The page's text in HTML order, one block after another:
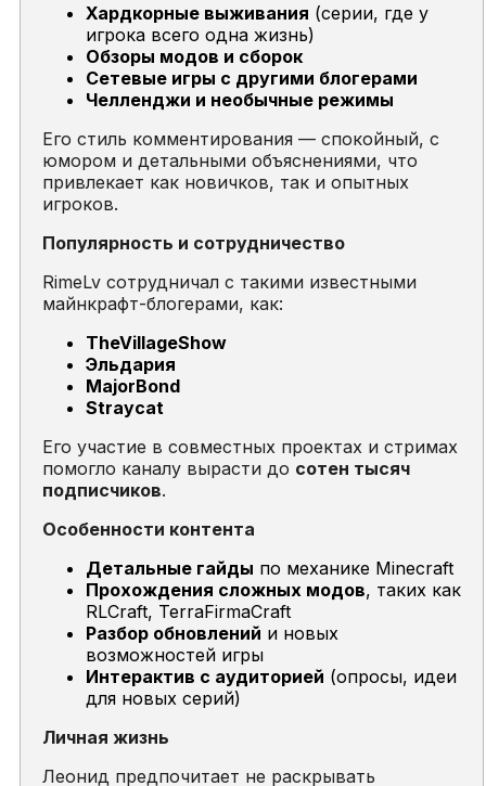
Хардкорные выживания (серии, где у
игрока всего одна жизнь)
Обзоры модов и сборок
Сетевые игры с другими блогерами
Челленджи и необычные режимы
Его стиль комментирования — спокойный, с
юмором и детальными объяснениями, что
привлекает как новичков, так и опытных
игроков.
Популярность и сотрудничество
RimeLv сотрудничал с такими известными
майнкрафт-блогерами, как:
TheVillageShow
Эльдария
MajorBond
Straycat
Его участие в совместных проектах и стримах
помогло каналу вырасти до сотен тысяч
подписчиков.
Особенности контента
Детальные гайды по механике Minecraft
Прохождения сложных модов, таких как
RLCraft, TerraFirmaCraft
Разбор обновлений и новых
возможностей игры
Интерактив с аудиторией (опросы, идеи
для новых серий)
Личная жизнь
Леонид предпочитает не раскрывать